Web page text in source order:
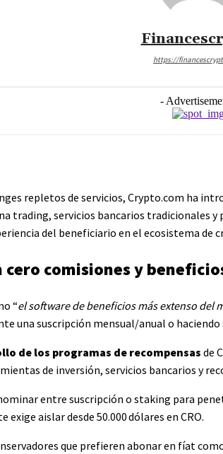
https://
-
repletos de servicios, Crypto.com ha
trading, servicios bancarios tradicionales
del beneficiario en el ecosistema de
cero comisiones y
“el software de beneficios más extenso del
una suscripción mensual/anual o
de los programas de recompensas de
de inversión, servicios bancarios y
entre suscripción o staking para
aislar desde 50.000 dólares en CRO.
que prefieren abonar en fíat